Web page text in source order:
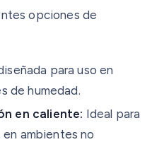
opciones de
para uso en
de humedad.
en caliente: Ideal para
ambientes no